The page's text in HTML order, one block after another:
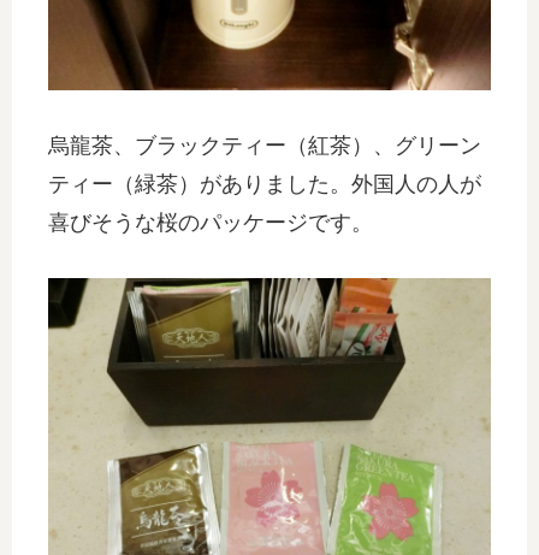
烏龍茶、ブラックティー（紅茶）、グリーン
ティー（緑茶）がありました。外国人の人が
喜びそうな桜のパッケージです。